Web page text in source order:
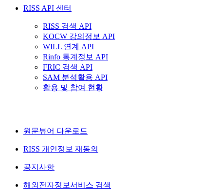
RISS API 센터
RISS 검색 API
KOCW 강의정보 API
WILL 연계 API
Rinfo 통계정보 API
FRIC 검색 API
SAM 분석활용 API
활용 및 참여 현황
원문뷰어 다운로드
RISS 개인정보 재동의
공지사항
해외전자정보서비스 검색